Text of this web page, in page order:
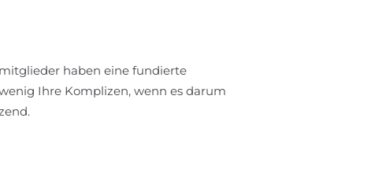
haben eine fundierte
Ihre Komplizen, wenn es darum